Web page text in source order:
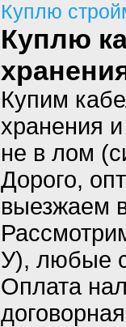
Куплю
Куплю
Купим
хранения
не в лом
Дорого,
выезжаем
У), любые
Оплата